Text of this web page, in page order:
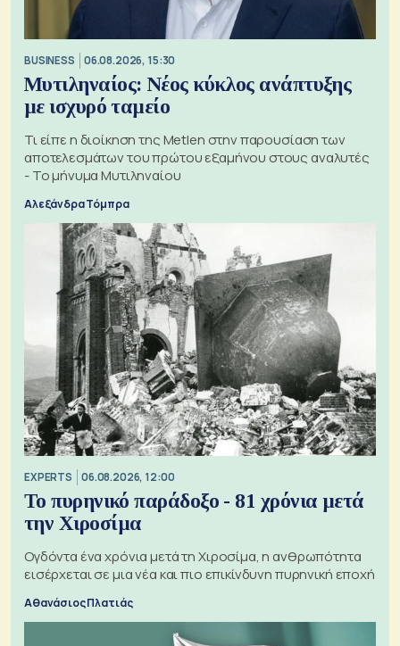
BUSINESS 06.08.2026, 15:30
Μυτιληναίος: Νέος κύκλος ανάπτυξης
με ισχυρό ταμείο
Τι είπε η διοίκηση της Metlen στην παρουσίαση των
αποτελεσμάτων του πρώτου εξαμήνου στους αναλυτές
- Το μήνυμα Μυτιληναίου
Αλεξάνδρα Τόμπρα
EXPERTS 06.08.2026, 12:00
Το πυρηνικό παράδοξο - 81 χρόνια μετά
την Χιροσίμα
Ογδόντα ένα χρόνια μετά τη Χιροσίμα, η ανθρωπότητα
εισέρχεται σε μια νέα και πιο επικίνδυνη πυρηνική εποχή
Αθανάσιος Πλατιάς